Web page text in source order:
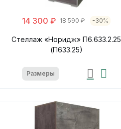
14 300 ₽ 18 590 ₽ -30%
Стеллаж «Норидж» П6.633.2.25
(П633.25)
Размеры